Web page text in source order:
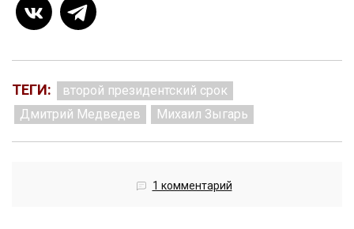
ТЕГИ:
второй президентский срок
Дмитрий Медведев
Михаил Зыгарь
1 комментарий